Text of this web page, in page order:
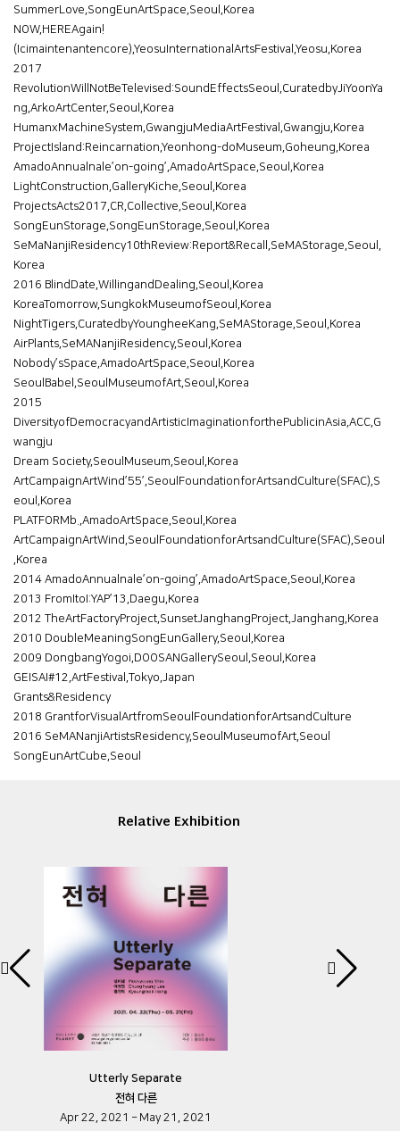
SummerLove,SongEunArtSpace,Seoul,Korea
NOW,HEREAgain!
(Icimaintenantencore),YeosuInternationalArtsFestival,Yeosu,Korea
2017
RevolutionWillNotBeTelevised:SoundEffectsSeoul,CuratedbyJiYoonYa
ng,ArkoArtCenter,Seoul,Korea
HumanxMachineSystem,GwangjuMediaArtFestival,Gwangju,Korea
ProjectIsland:Reincarnation,Yeonhong-doMuseum,Goheung,Korea
AmadoAnnualnale’on-going’,AmadoArtSpace,Seoul,Korea
LightConstruction,GalleryKiche,Seoul,Korea
ProjectsActs2017,CR,Collective,Seoul,Korea
SongEunStorage,SongEunStorage,Seoul,Korea
SeMaNanjiResidency10thReview:Report&Recall,SeMAStorage,Seoul,
Korea
2016 BlindDate,WillingandDealing,Seoul,Korea
KoreaTomorrow,SungkokMuseumofSeoul,Korea
NightTigers,CuratedbyYoungheeKang,SeMAStorage,Seoul,Korea
AirPlants,SeMANanjiResidency,Seoul,Korea
Nobody’sSpace,AmadoArtSpace,Seoul,Korea
SeoulBabel,SeoulMuseumofArt,Seoul,Korea
2015
DiversityofDemocracyandArtisticImaginationforthePublicinAsia,ACC,G
wangju
Dream Society,SeoulMuseum,Seoul,Korea
ArtCampaignArtWind’55’,SeoulFoundationforArtsandCulture(SFAC),S
eoul,Korea
PLATFORMb.,AmadoArtSpace,Seoul,Korea
ArtCampaignArtWind,SeoulFoundationforArtsandCulture(SFAC),Seoul
,Korea
2014 AmadoAnnualnale’on-going’,AmadoArtSpace,Seoul,Korea
2013 FromItoI:YAP’13,Daegu,Korea
2012 TheArtFactoryProject,SunsetJanghangProject,Janghang,Korea
2010 DoubleMeaningSongEunGallery,Seoul,Korea
2009 DongbangYogoi,DOOSANGallerySeoul,Seoul,Korea
GEISAI#12,ArtFestival,Tokyo,Japan
Grants&Residency
2018 GrantforVisualArtfromSeoulFoundationforArtsandCulture
2016 SeMANanjiArtistsResidency,SeoulMuseumofArt,Seoul
SongEunArtCube,Seoul
Relative Exhibition
Utterly Separate
전혀 다른
Apr 22, 2021 – May 21, 2021